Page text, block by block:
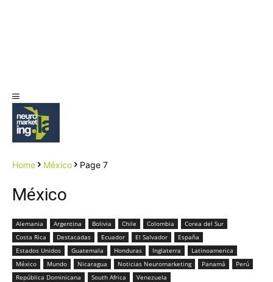
Home México Page 7
México
Alemania Argentina Bolivia Chile Colombia
Corea del Sur
Costa Rica
Destacadas Ecuador El Salvador
España
Estados Unidos
Guatemala Honduras Inglaterra
Latinoamerica
México
Mundo Nicaragua Noticias Neuromarketing Panamá
Perú
República Dominicana
South Africa Venezuela